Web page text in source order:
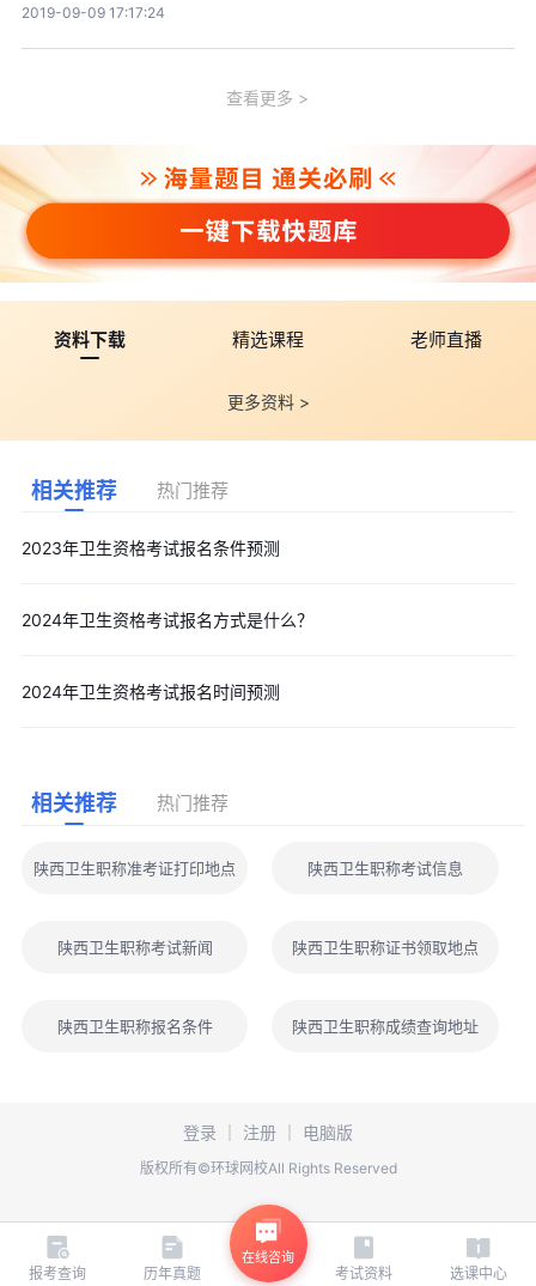
2019-09-09 17:17:24
查看更多
资料下载 精选课程 老师直播
更多资料 >
相关推荐 热门推荐
2023年卫生资格考试报名条件预测
2024年卫生资格考试报名方式是什么？
2024年卫生资格考试报名时间预测
相关推荐 热门推荐
陕西卫生职称准考证打印地点 陕西卫生职称考试信息
陕西卫生职称考试新闻 陕西卫生职称证书领取地点
陕西卫生职称报名条件 陕西卫生职称成绩查询地址
登录 注册 电脑版
版权所有©环球网校All Rights Reserved
报考查询 历年真题
在线咨询
考试资料 选课中心